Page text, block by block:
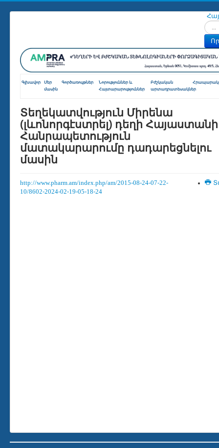
Գլխավոր
Մեր
մասին
Գործառույթներ
Նորություններ և
Հայտարարություններ
Բժշկական
արտադրատեսակներ
Տեղեկատվություն Միրենա
(լևոնորգէստրել) դեղի Հայաստանի
Հանրապետություն
մատակարարումը դադարեցնելու
մասին
http://www.pharm.am/index.php/am/2015-08-24-07-22-
10/8602-2024-02-19-05-18-24